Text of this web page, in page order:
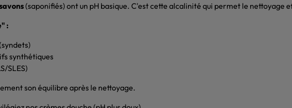
(saponifiés) ont un pH basique. C'est cette alcalinité qui permet le nettoyage
:
synthétiques
SLES)
son équilibre après le nettoyage.